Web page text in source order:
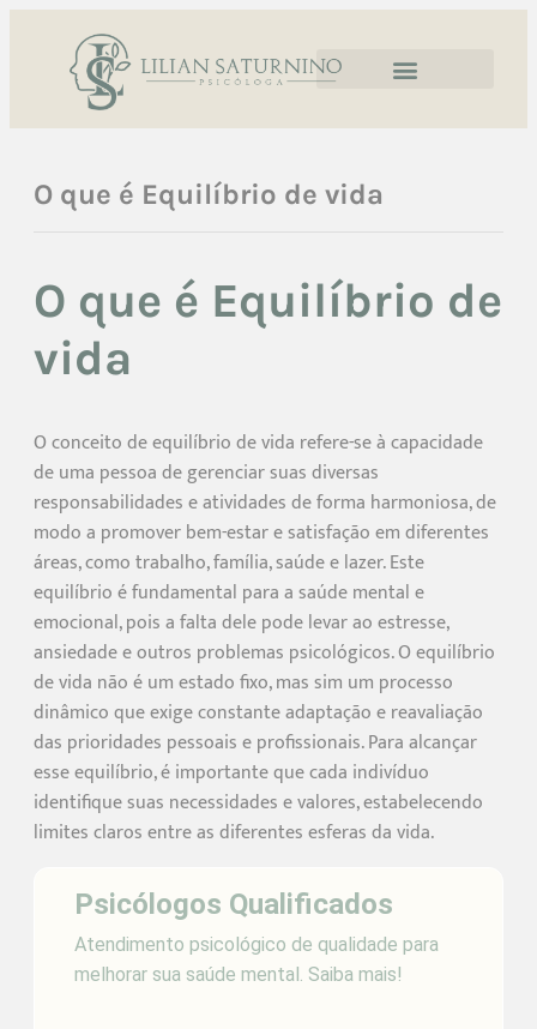
O que é Equilíbrio de vida
O que é Equilíbrio de
vida
O conceito de equilíbrio de vida refere-se à capacidade
de uma pessoa de gerenciar suas diversas
responsabilidades e atividades de forma harmoniosa, de
modo a promover bem-estar e satisfação em diferentes
áreas, como trabalho, família, saúde e lazer. Este
equilíbrio é fundamental para a saúde mental e
emocional, pois a falta dele pode levar ao estresse,
ansiedade e outros problemas psicológicos. O equilíbrio
de vida não é um estado fixo, mas sim um processo
dinâmico que exige constante adaptação e reavaliação
das prioridades pessoais e profissionais. Para alcançar
esse equilíbrio, é importante que cada indivíduo
identifique suas necessidades e valores, estabelecendo
limites claros entre as diferentes esferas da vida.
Psicólogos Qualificados
Atendimento psicológico de qualidade para
melhorar sua saúde mental. Saiba mais!